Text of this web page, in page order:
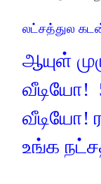
லட்சத்துல கடன்
ஆயுள்
வீடியோ!
வீடியோ!
உங்க